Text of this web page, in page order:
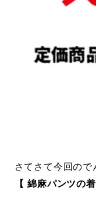
さてさて今回ので
【 綿麻パンツの